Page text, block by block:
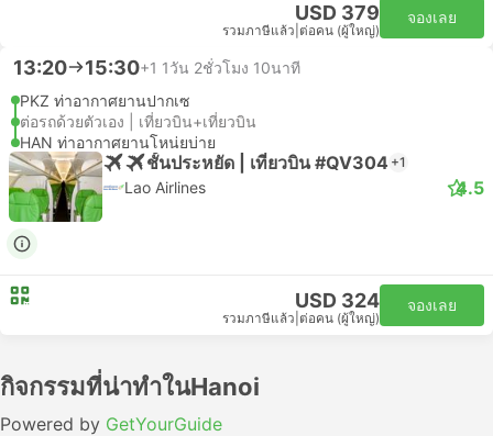
USD 379
รวมภาษีแล้ว ต่อคน (ผู้ใหญ่)
จองเลย
13:20 15:30+1 1วัน 2ชั่วโมง 10นาที
PKZ ท่าอากาศยานปากเซ
ต่อรถด้วยตัวเอง | เที่ยวบิน+เที่ยวบิน
HAN ท่าอากาศยานโหน่ยบ่าย
ชั้นประหยัด | เที่ยวบิน #QV304 +1
Lao Airlines 4.5
USD 324
รวมภาษีแล้ว ต่อคน (ผู้ใหญ่)
จองเลย
กิจกรรมที่น่าทำในHanoi
Powered by GetYourGuide